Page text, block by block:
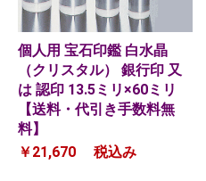
個人用 宝石印鑑 白水晶
（クリスタル） 銀行印 又
は 認印 13.5ミリ×60ミリ
【送料・代引き手数料無
料】
￥21,670
税込み